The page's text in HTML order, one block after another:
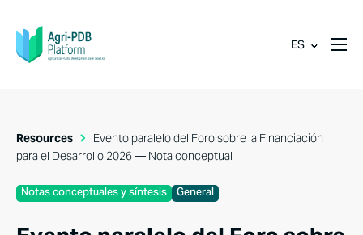
ES
Resources
Evento paralelo del Foro sobre la Financiación
para el Desarrollo 2026 — Nota conceptual
Notas conceptuales y síntesis General